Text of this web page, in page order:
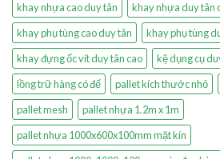
khay nhựa cao duy tân
khay nhựa duy tân
khay phụ tùng cao duy tân
khay phụ tùng
khay đựng ốc vít duy tân cao
kệ dụng cụ
lồng trữ hàng có đế
pallet kích thước nhỏ
pallet mesh
pallet nhựa 1.2m x 1m
pallet nhựa 1000x600x100mm mặt kín